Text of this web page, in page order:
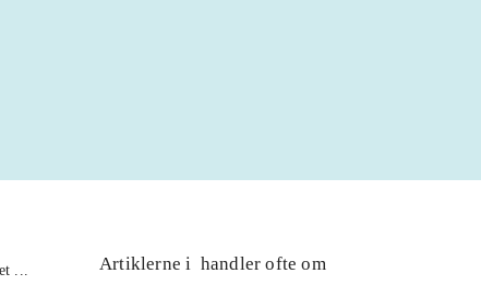
...
Artiklerne i handler ofte om